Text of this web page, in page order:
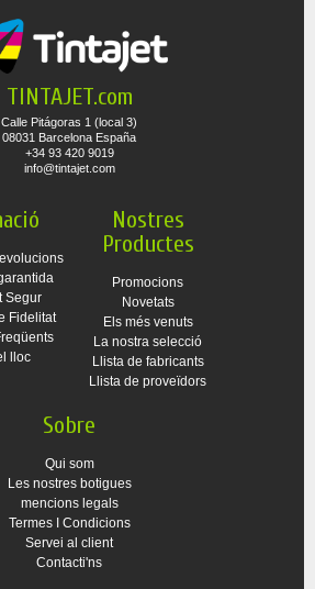
TINTAJET.com
Calle Pitágoras 1 (local 3)
08031 Barcelona España
+34 93 420 9019
info@tintajet.com
Segur
Fidelitat
lloc
Nostres
Productes
Promocions
Novetats
Els més venuts
La nostra selecció
Llista de fabricants
Llista de proveïdors
Sobre
Qui som
Les nostres botigues
mencions legals
Termes I Condicions
Servei al client
Contacti'ns